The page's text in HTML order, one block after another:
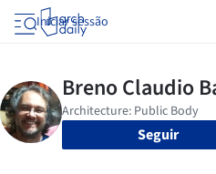
Iniciar sessão
Seguir